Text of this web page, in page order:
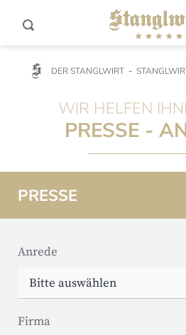
DER STANGLWIRT
WIR HELFEN
PRESSE -
PRESSE
Anrede
Firma